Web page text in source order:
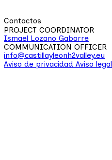
Contactos
PROJECT COORDINATOR
Ismael Lozano Gabarre
COMMUNICATION OFFICER
info@castillayleonh2valley.eu
Aviso de privacidad Aviso legal